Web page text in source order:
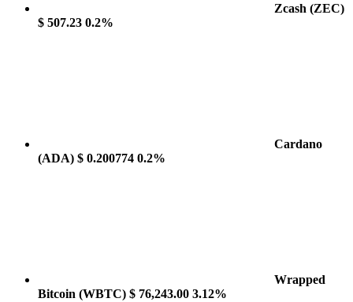
Zcash (ZEC)
$ 507.23 0.2%
Cardano
(ADA) $ 0.200774 0.2%
Wrapped
Bitcoin (WBTC) $ 76,243.00 3.12%